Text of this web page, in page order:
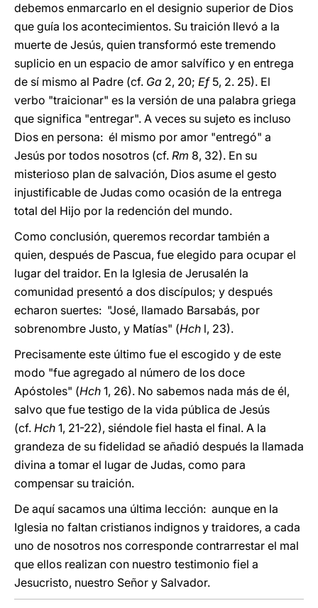
debemos enmarcarlo en el designio superior de Dios
que guía los acontecimientos. Su traición llevó a la
muerte de Jesús, quien transformó este tremendo
suplicio en un espacio de amor salvífico y en entrega
de sí mismo al Padre (cf. Ga 2, 20; Ef5, 2. 25). El
verbo "traicionar" es la versión de una palabra griega
que significa "entregar". A veces su sujeto es incluso
Dios en persona: él mismo por amor "entregó" a
Jesús por todos nosotros (cf. Rm 8, 32). En su
misterioso plan de salvación, Dios asume el gesto
injustificable de Judas como ocasión de la entrega
total del Hijo por la redención del mundo.
Como conclusión, queremos recordar también a
quien, después de Pascua, fue elegido para ocupar el
lugar del traidor. En la Iglesia de Jerusalén la
comunidad presentó a dos discípulos; y después
echaron suertes: "José, llamado Barsabás, por
sobrenombre Justo, y Matías" (Hch l, 23).
Precisamente este último fue el escogido y de este
modo "fue agregado al número de los doce
Apóstoles" (Hch 1, 26). No sabemos nada más de él,
salvo que fue testigo de la vida pública de Jesús
(cf. Hch 1, 21-22), siéndole fiel hasta el final. A la
grandeza de su fidelidad se añadió después la llamada
divina a tomar el lugar de Judas, como para
compensar su traición.
De aquí sacamos una última lección: aunque en la
Iglesia no faltan cristianos indignos y traidores, a cada
uno de nosotros nos corresponde contrarrestar el mal
que ellos realizan con nuestro testimonio fiel a
Jesucristo, nuestro Señor y Salvador.